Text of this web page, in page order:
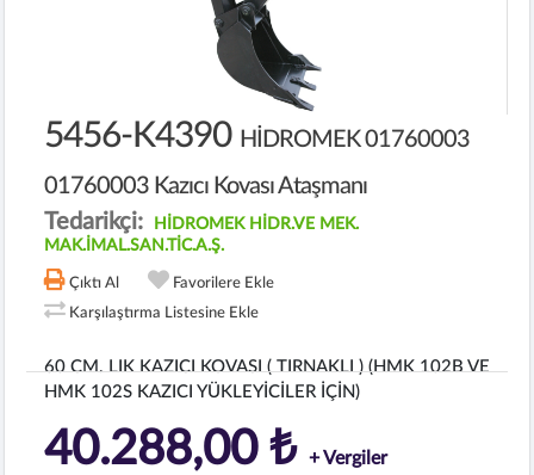
5456-K4390 HİDROMEK 01760003
01760003 Kazıcı Kovası Ataşmanı
Tedarikçi:
HİDROMEK HİDR.VE MEK.
MAK.İMAL.SAN.TİC.A.Ş.
Çıktı Al
Favorilere Ekle
Karşılaştırma Listesine Ekle
60 CM. LIK KAZICI KOVASI ( TIRNAKLI ) (HMK 102B VE
HMK 102S KAZICI YÜKLEYİCİLER İÇİN)
40.288,00 ₺ + Vergiler